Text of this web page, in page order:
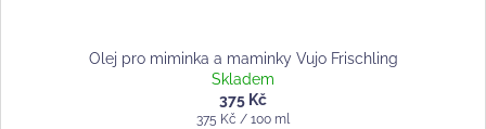
Olej pro miminka a maminky Vujo Frischling
Skladem
375 Kč
Měrná
375 Kč / 100 ml